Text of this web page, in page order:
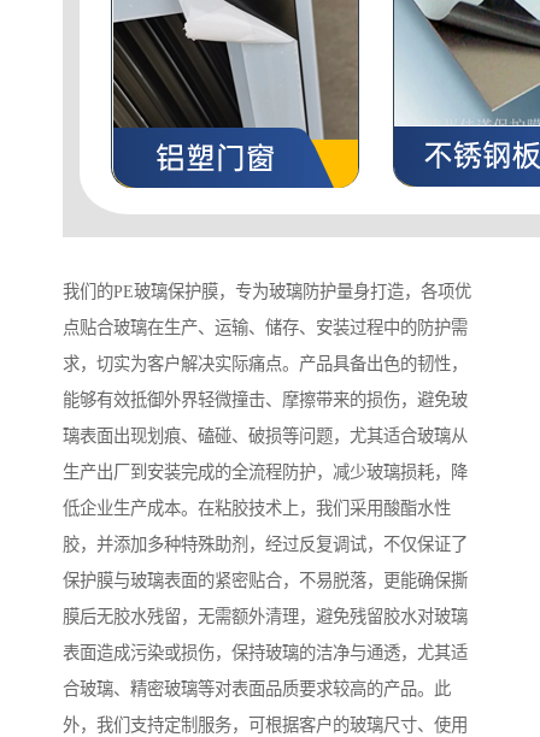
我们的PE玻璃保护膜，专为玻璃防护量身打造，各项优
点贴合玻璃在生产、运输、储存、安装过程中的防护需
求，切实为客户解决实际痛点。产品具备出色的韧性，
能够有效抵御外界轻微撞击、摩擦带来的损伤，避免玻
璃表面出现划痕、磕碰、破损等问题，尤其适合玻璃从
生产出厂到安装完成的全流程防护，减少玻璃损耗，降
低企业生产成本。在粘胶技术上，我们采用酸酯水性
胶，并添加多种特殊助剂，经过反复调试，不仅保证了
保护膜与玻璃表面的紧密贴合，不易脱落，更能确保撕
膜后无胶水残留，无需额外清理，避免残留胶水对玻璃
表面造成污染或损伤，保持玻璃的洁净与通透，尤其适
合玻璃、精密玻璃等对表面品质要求较高的产品。此
外，我们支持定制服务，可根据客户的玻璃尺寸、使用